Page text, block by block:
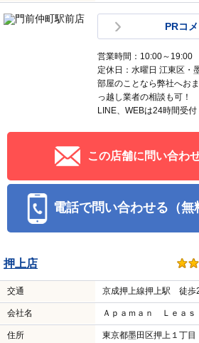
PRコ
営業時間：10:00～19:00
定休日：水曜日 江東区・
部屋のことなら弊社へお
っ越し業者の相談も可！
LINE、WEBは24時間受付
この店舗に問い合わ
電話で問い合わせる（無
押上店
交通 京成押上線押上駅 徒歩
会社名 Ａｐａｍａｎ Ｌｅａ
住所 東京都墨田区押上１丁